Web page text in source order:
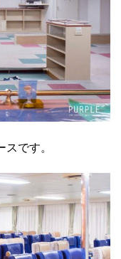
です。